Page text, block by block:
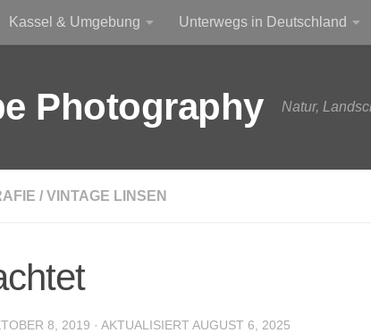
Kassel & Umgebung Unterwegs in Deutschland
Photography Natur,
/ VINTAGE LINSEN
8, 2019 · AKTUALISIERT AUGUST 6, 2025